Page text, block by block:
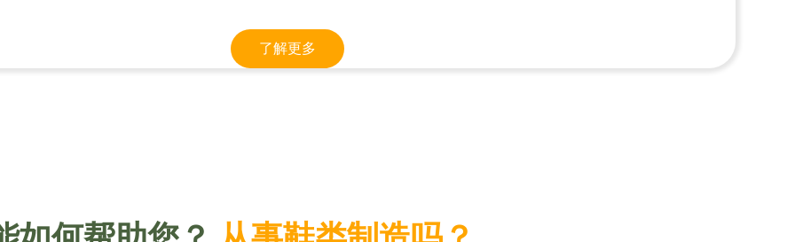
了解更多
了解更多
要指定诸如防刺穿鞋底、电击防护或寒冷环境下的隔热保温等功能。